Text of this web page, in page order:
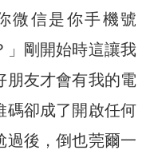
微信是你手機號
剛開始時這讓我
朋友才會有我的電
碼卻成了開啟任何
過後，倒也莞爾一